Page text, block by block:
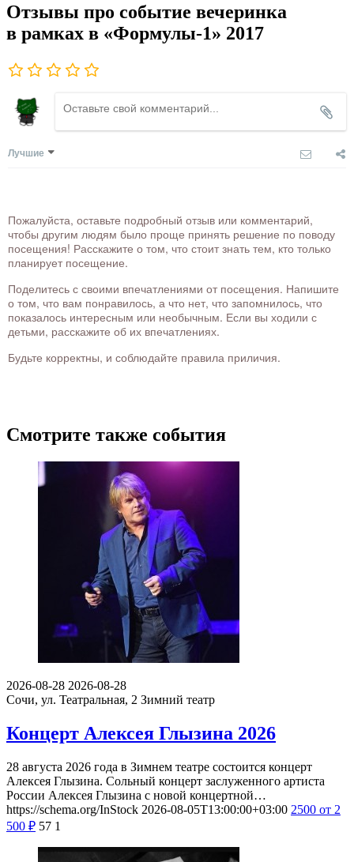
Отзывы про событие вечеринка
в рамках в «Формулы-1» 2017
Лучшие
Пожалуйста, оставьте подробный отзыв или комментарий,
чтобы другим людям было проще принять решение по поводу
посещения! Расскажите о том, что стоит знать тем, кто только
планирует посещение.
Поделитесь с своими впечатлениями от посещения. Напишите
о том, что вам понравилось, а что нет, что запомнилось, что
показалось интересным или необычным. Если вы ходили с
детьми, расскажите об их впечатлениях.
Будьте корректны, и соблюдайте правила приличия.
Смотрите также события
2026-08-28 2026-08-28
Сочи, ул. Театральная, 2 Зимний театр
Концерт Алексея Глызина 2026
28 августа 2026 года в Зимнем театре состоится концерт
Алексея Глызина. Сольный концерт заслуженного артиста
России Алексея Глызина с новой концертной…
https://schema.org/InStock 2026-08-05T13:00:00+03:00 2500 от 2
500 ₽ 57 1